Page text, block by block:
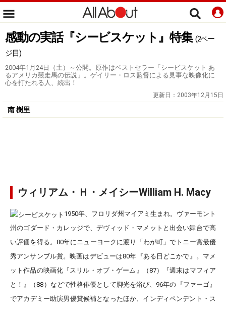
感動の実話『シービスケット』特集 (2ペー
ジ目)
2004年1月24日（土）～公開。原作はベストセラー「シービスケット あ
るアメリカ競走馬の伝説」。ゲイリー・ロス監督による見事な映像化に
心を打たれる人、続出！
更新日： 2003年12月15日
南 樹里
ウィリアム・Ｈ・メイシーWilliam H. Macy
1950年、フロリダ州マイアミ生まれ。ヴァーモント
州のゴダード・カレッジで、デヴィッド・マメットと出会い舞台で高
い評価を得る。80年にニューヨークに渡り「わが町」でトニー賞最優
秀アンサンブル賞。映画はデビューは80年『ある日どこかで』。マメ
ット作品の映画化『スリル・オブ・ゲーム』（87）『週末はマフィア
と！』（88）などで性格俳優として脚光を浴び、96年の『ファーゴ』
でアカデミー助演男優賞候補となったほか、インディペンデント・ス